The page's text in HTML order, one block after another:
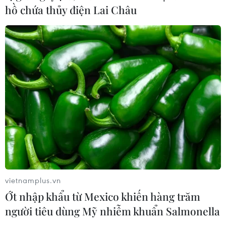
Hưởng ứng Ngày An
ninh mạng Việt Nam: Những thông
điệp thiết thực về an toàn số
05/08/2026 22:58
Ngoại giao khoa học-
công nghệ trở thành trụ cột mới của
nền đối ngoại Việt Nam
05/08/2026 14:56
hồ chứa thủy điện Lai Châu
vietnamplus.vn
Ớt nhập khẩu từ Mexico khiến hàng trăm
người tiêu dùng Mỹ nhiễm khuẩn Salmonella